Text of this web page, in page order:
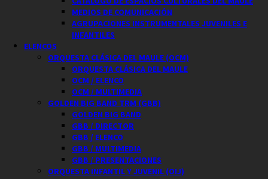
MEDIOS DE COMUNICACIÓN
AGRUPACIONES INSTRUMENTALES JUVENILES E
INFANTILES
ELENCOS
ORQUESTA CLÁSICA DEL MAULE (OCM)
ORQUESTA CLÁSICA DEL MAULE
OCM / ELENCO
OCM / MULTIMEDIA
GOLDEN BIG BAND TRM (GBB)
GOLDEN BIG BAND
GBB / DIRECTOR
GBB / ELENCO
GBB / MULTIMEDIA
GBB / PRESENTACIONES
ORQUESTA INFANTIL Y JUVENIL (OIJ)